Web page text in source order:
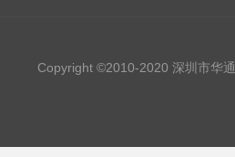
Copyright ©2010-2020 深圳市华